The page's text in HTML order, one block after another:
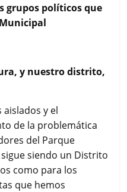
grupos políticos que
y nuestro distrito,
aislados y el
de la problemática
del Parque
sigue siendo un Distrito
como para los
que hemos